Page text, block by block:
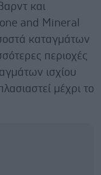
και
and Mineral
καταγμάτων
περιοχές
ισχίου
μέχρι το